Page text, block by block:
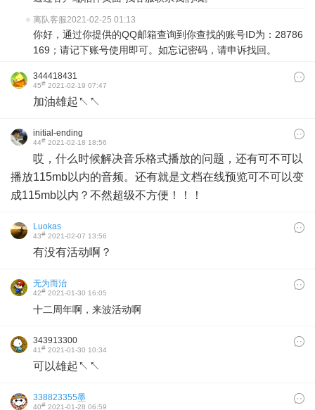
离队客服2021-02-25 01:13
你好，通过你提供的QQ邮箱查询到你查找的账号ID为：28786
169；请记下账号使用即可。如忘记密码，请申诉找回。
344418431
45# 2021-02-19 07:47
加油雄起↖↖
initial-ending
44# 2021-02-18 18:56
哎，什么时候解决音乐格式播放的问题，还有可不可以
播放115mb以内的音频。还有就是文档在线预览可不可以变
成115mb以内？不然超级不方便！！！
Luokas
43# 2021-02-07 13:56
有没有活动啊？
无为而治
42# 2021-01-30 16:05
十二周年啊，来波活动啊
343913300
41# 2021-01-30 10:34
可以雄起↖↖
338823355墨
40# 2021-01-28 06:59